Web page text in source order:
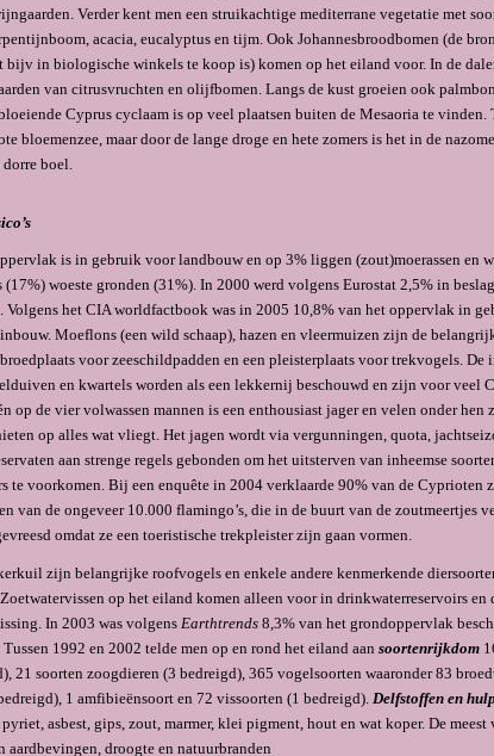
Verder kent men een struikachtige me­diterrane vegetatie met
acacia, euca­lyptus en tijm. Ook Johan­nesbrood­bomen (de
bijv in biologische winkels te koop is) komen op het eiland voor. In de
van citrusvruchten en olijfbomen. Langs de kust groeien ook
Cyprus cyclaam is op veel plaatsen buiten de Mesaoria te vinden.
bloemenzee, maar door de lange droge en hete zomers is het in de
dorre boel.
is in gebruik voor landbouw en op 3% liggen (zout)moerassen en
(17%) woeste gron­den (31%). In 2000 werd volgens Eurostat 2,5% in
Volgens het CIA worldfactbook was in 2005 10,8% van het oppervlak in
Moeflons (een wild schaap), hazen en vleermuizen zijn de
voor zeeschildpadden en een pleisterplaats voor trekvogels. De
en kwartels worden als een lekkernij be­schouwd en zijn voor veel
op de vier volwassen mannen is een enthousiast jager en velen onder hen
op alles wat vliegt. Het jagen wordt via vergunningen, quota,
aan strenge regels gebonden om het uitsterven van inheemse
te voorkomen. Bij een enquête in 2004 verklaarde 90% van de Cyprioten
van de ongeveer 10.000 flamingo’s, die in de buurt van de zoutmeertjes
omdat ze een toeristische trekpleister zijn gaan vormen.
zijn belangrijke roofvogels en enkele an­dere kenmerkende
op het eiland komen alleen voor in drinkwaterreservoirs en
In 2003 was volgens Earthtrends 8,3% van het grondoppervlak
1992 en 2002 telde men op en rond het eiland aan soortenrijkdom
21 soorten zoogdieren (3 bedreigd), 365 vogelsoorten waaron­der 83
1 amfibieënsoort en 72 vis­soorten (1 bedreigd). Delfstoffen en
asbest, gips, zout, marmer, klei pigment, hout en wat koper. De meest
aardbevin­gen, droogte en natuurbranden